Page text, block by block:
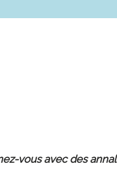
vous avec des